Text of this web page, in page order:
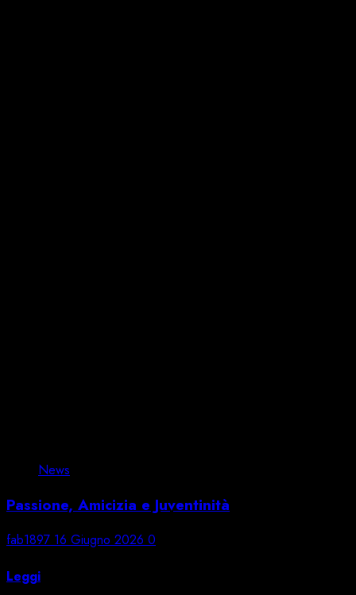
News
Passione, Amicizia e Juventinità
fab1897 16 Giugno 2026 0
Leggi